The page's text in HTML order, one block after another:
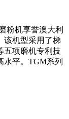
粉机享誉澳大利
该机型采用了梯
五项磨机专利技
水平。TGM系列